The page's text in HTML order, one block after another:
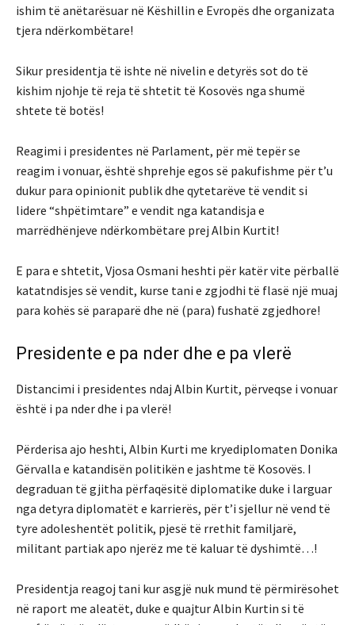
ishim të anëtarësuar në Këshillin e Evropës dhe organizata
tjera ndërkombëtare!
Sikur presidentja të ishte në nivelin e detyrës sot do të
kishim njohje të reja të shtetit të Kosovës nga shumë
shtete të botës!
Reagimi i presidentes në Parlament, për më tepër se
reagim i vonuar, është shprehje egos së pakufishme për t’u
dukur para opinionit publik dhe qytetarëve të vendit si
lidere “shpëtimtare” e vendit nga katandisja e
marrëdhënjeve ndërkombëtare prej Albin Kurtit!
E para e shtetit, Vjosa Osmani heshti për katër vite përballë
katatndisjes së vendit, kurse tani e zgjodhi të flasë një muaj
para kohës së paraparë dhe në (para) fushatë zgjedhore!
Presidente e pa nder dhe e pa vlerë
Distancimi i presidentes ndaj Albin Kurtit, përveqse i vonuar
është i pa nder dhe i pa vlerë!
Përderisa ajo heshti, Albin Kurti me kryediplomaten Donika
Gërvalla e katandisën politikën e jashtme të Kosovës. I
degraduan të gjitha përfaqësitë diplomatike duke i larguar
nga detyra diplomatët e karrierës, për t’i sjellur në vend të
tyre adoleshentët politik, pjesë të rrethit familjarë,
militant partiak apo njerëz me të kaluar të dyshimtë…!
Presidentja reagoj tani kur asgjë nuk mund të përmirësohet
në raport me aleatët, duke e quajtur Albin Kurtin si të